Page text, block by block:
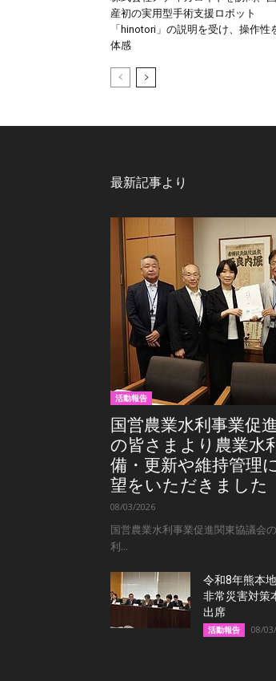
産初の実用型手術支援ロボット
「hinotori」の説明を受け、操作性
体感
最新記事より
活動報告
国営農業水利事業促
の皆さまより農業水
備・更新や維持管理
望をいただきました
08/03/2026
国営農業水利事業促進関東協議会
利...
令和8年熊本
非常災害対策
出席
活動報告 08/